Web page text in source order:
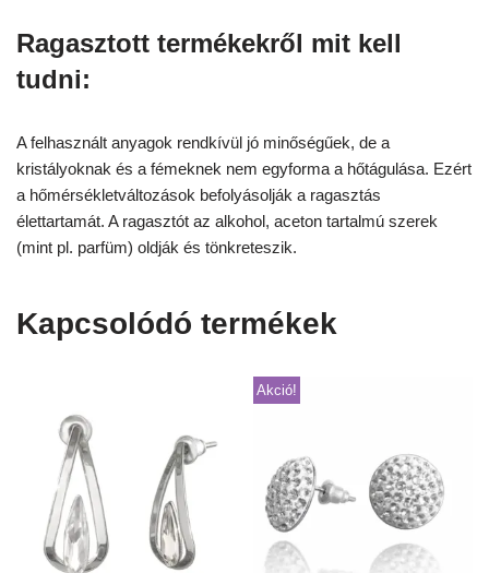
Ragasztott termékekről mit kell
tudni:
A felhasznált anyagok rendkívül jó minőségűek, de a
kristályoknak és a fémeknek nem egyforma a hőtágulása. Ezért
a hőmérsékletváltozások befolyásolják a ragasztás
élettartamát. A ragasztót az alkohol, aceton tartalmú szerek
(mint pl. parfüm) oldják és tönkreteszik.
Kapcsolódó termékek
Akció!